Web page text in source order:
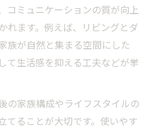
コミュニケーションの質が向上
れます。例えば、リビングとダ
族が自然と集まる空間にした
て生活感を抑える工夫などが挙
の家族構成やライフスタイルの
てることが大切です。使いやす